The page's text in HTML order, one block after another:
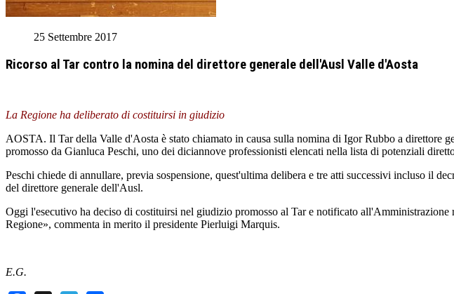
25 Settembre 2017
Ricorso al Tar contro la nomina del direttore generale dell'Ausl Valle d'Aosta
La Regione ha deliberato di costituirsi in giudizio
AOSTA. Il Tar della Valle d'Aosta è stato chiamato in causa sulla nomina di Igor Rubbo a direttore
promosso da Gianluca Peschi, uno dei diciannove professionisti elencati nella lista di potenziali
Peschi chiede di annullare, previa sospensione, quest'ultima delibera e tre atti successivi incluso il
del direttore generale dell'Ausl.
Oggi l'esecutivo ha deciso di costituirsi nel giudizio promosso al Tar e notificato
Regione», commenta in merito il presidente Pierluigi Marquis.
E.G.